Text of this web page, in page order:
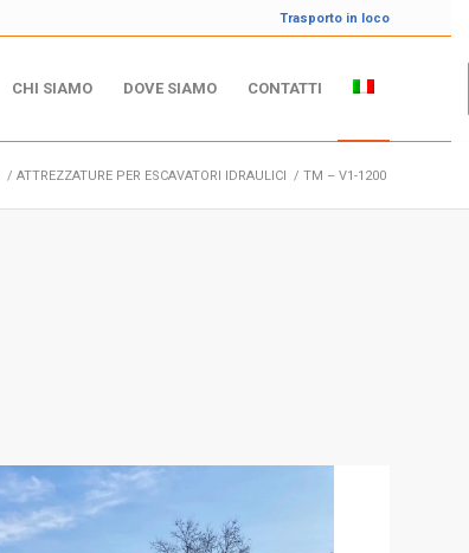
Trasporto in loco
CHI SIAMO DOVE SIAMO CONTATTI
/ ATTREZZATURE PER ESCAVATORI IDRAULICI / TM – V1-1200